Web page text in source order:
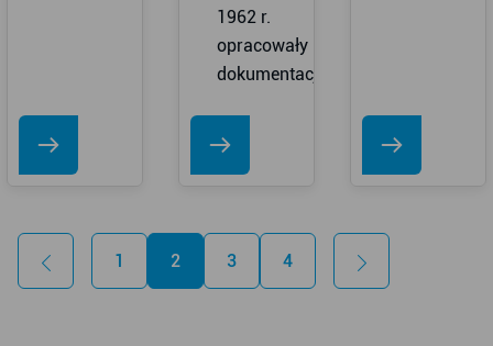
1962 r.
opracowały
dokumentację...
1 2 3 4